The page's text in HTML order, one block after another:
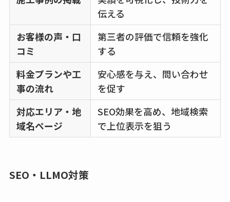
伝える
お客様の声・口
コミ
第三者の評価で信頼を強化
する
料金プランや工
事の流れ
安心感を与え、問い合わせ
を促す
対応エリア・地
域名ページ
SEO効果を高め、地域検索
で上位表示を狙う
SEO・LLMO対策